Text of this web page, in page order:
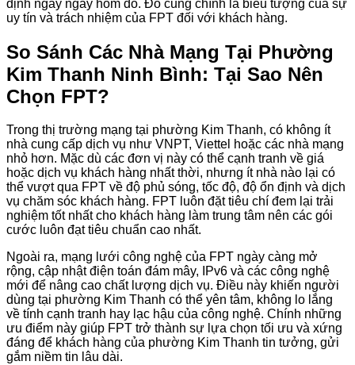
định ngay ngày hôm đó. Đó cũng chính là biểu tượng của sự
uy tín và trách nhiệm của FPT đối với khách hàng.
So Sánh Các Nhà Mạng Tại Phường
Kim Thanh Ninh Bình: Tại Sao Nên
Chọn FPT?
Trong thị trường mạng tại phường Kim Thanh, có không ít
nhà cung cấp dịch vụ như VNPT, Viettel hoặc các nhà mạng
nhỏ hơn. Mặc dù các đơn vị này có thể cạnh tranh về giá
hoặc dịch vụ khách hàng nhất thời, nhưng ít nhà nào lại có
thể vượt qua FPT về độ phủ sóng, tốc độ, độ ổn định và dịch
vụ chăm sóc khách hàng. FPT luôn đặt tiêu chí đem lại trải
nghiệm tốt nhất cho khách hàng làm trung tâm nên các gói
cước luôn đạt tiêu chuẩn cao nhất.
Ngoài ra, mạng lưới công nghệ của FPT ngày càng mở
rộng, cập nhật điện toán đám mây, IPv6 và các công nghệ
mới để nâng cao chất lượng dịch vụ. Điều này khiến người
dùng tại phường Kim Thanh có thể yên tâm, không lo lắng
về tính cạnh tranh hay lạc hậu của công nghệ. Chính những
ưu điểm này giúp FPT trở thành sự lựa chọn tối ưu và xứng
đáng để khách hàng của phường Kim Thanh tin tưởng, gửi
gắm niềm tin lâu dài.